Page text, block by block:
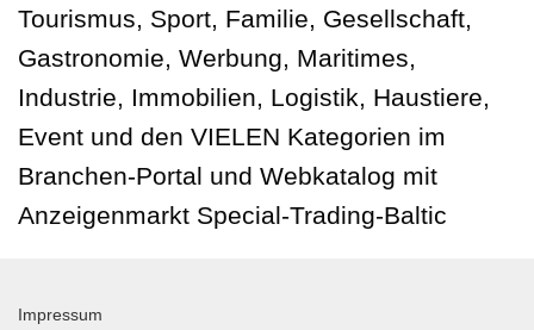
Tourismus, Sport, Familie, Gesellschaft,
Gastronomie, Werbung, Maritimes,
Industrie, Immobilien, Logistik, Haustiere,
Event und den VIELEN Kategorien im
Branchen-Portal und Webkatalog mit
Anzeigenmarkt Special-Trading-Baltic
Impressum